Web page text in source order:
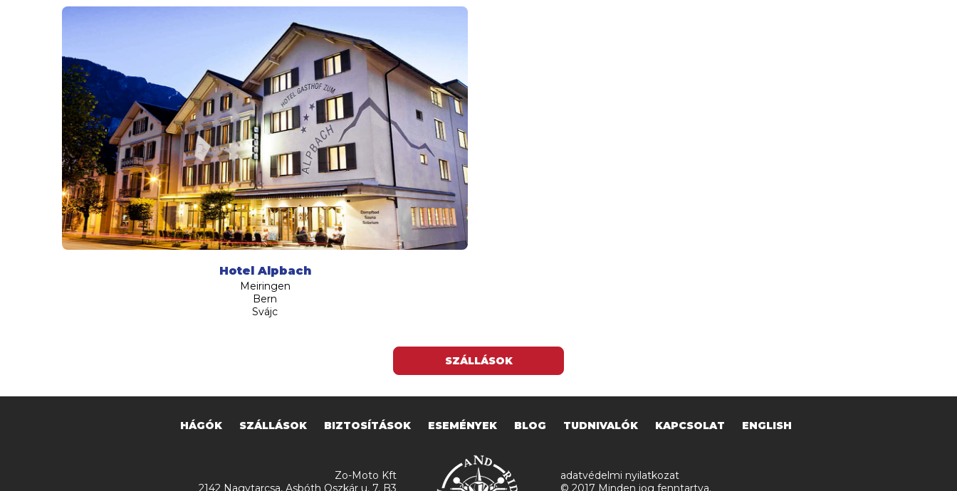
Hotel Alpbach
Meiringen
Bern
Svájc
SZÁLLÁSOK
HÁGÓK SZÁLLÁSOK BIZTOSÍTÁSOK ESEMÉNYEK BLOG TUDNIVALÓK KAPCSOLAT ENGLISH
Zo-Moto Kft
2142 Nagytarcsa, Asbóth Oszkár u. 7. B3
adatvédelmi nyilatkozat
© 2017 Minden jog fenntartva.